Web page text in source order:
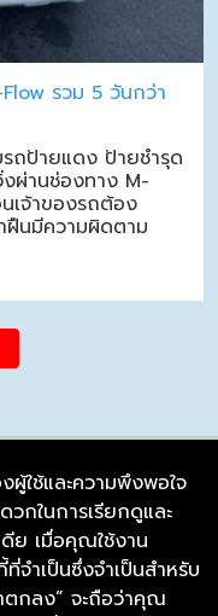
รวม 5 วันกว่า
ถป้ายแดง ป้ายชำรุด
ผ่านช่องทาง M-
เจ้าของรถต้อง
ฝืนมีความผิดตาม
ผู้ใช้และความพึงพอใจ
กในการเรียกดูและ
ย เมื่อคุณใช้งาน
ำเป็นซึ่งจำเป็นสำหรับ
ตกลง” จะถือว่าคุณ